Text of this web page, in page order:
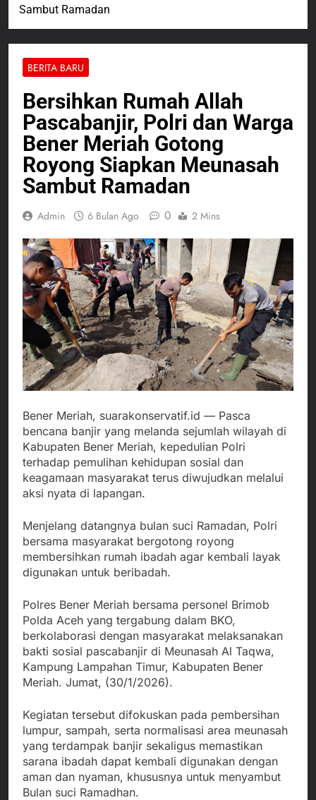
Sambut Ramadan
BERITA BARU
Bersihkan Rumah Allah
Pascabanjir, Polri dan Warga
Bener Meriah Gotong
Royong Siapkan Meunasah
Sambut Ramadan
Admin 6 Bulan Ago 0 2 Mins
Bener Meriah, suarakonservatif.id — Pasca
bencana banjir yang melanda sejumlah wilayah di
Kabupaten Bener Meriah, kepedulian Polri
terhadap pemulihan kehidupan sosial dan
keagamaan masyarakat terus diwujudkan melalui
aksi nyata di lapangan.
Menjelang datangnya bulan suci Ramadan, Polri
bersama masyarakat bergotong royong
membersihkan rumah ibadah agar kembali layak
digunakan untuk beribadah.
Polres Bener Meriah bersama personel Brimob
Polda Aceh yang tergabung dalam BKO,
berkolaborasi dengan masyarakat melaksanakan
bakti sosial pascabanjir di Meunasah Al Taqwa,
Kampung Lampahan Timur, Kabupaten Bener
Meriah. Jumat, (30/1/2026).
Kegiatan tersebut difokuskan pada pembersihan
lumpur, sampah, serta normalisasi area meunasah
yang terdampak banjir sekaligus memastikan
sarana ibadah dapat kembali digunakan dengan
aman dan nyaman, khususnya untuk menyambut
Bulan suci Ramadhan.